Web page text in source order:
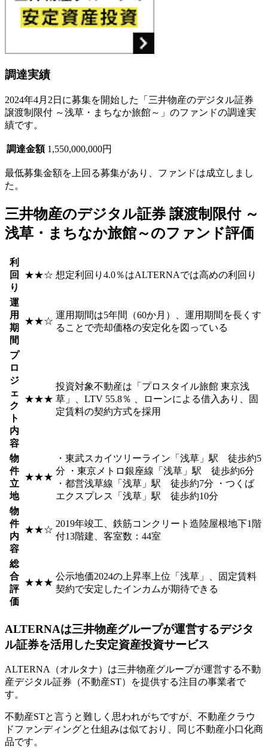
調達実績
2024年4月2日に募集を開始した「三井物産のデジタル証券
譲渡制限付 ～浅草・まちなか旅館～」のファンドの調達実
績です。
調達金額 1,550,000,000円
最低募集金額を上回る募集があり、 ファンドは成立 しまし
た。
三井物産のデジタル証券 譲渡制限付 ～
浅草・まちなか旅館～のファンド評価
利
回
り
★★☆ 想定利回り4.0％はALTERNAでは高めの利回り
運
用
期
間
★★☆
運用期間は5年間（60か月）、運用期間を長くす
ることで売却価格の安定化を図っている
プ
ロ
ジ
ェ
ク
ト
内
容
★★★
投資対象不動産は「プロスタイル旅館 東京浅
草」、LTV 55.8％ 、ローンによる借入あり、固
定賃料の契約方式を採用
物
件
立
地
★★★
・東武スカイツリーライン「浅草」駅 徒歩約5
分 ・東京メトロ銀座線「浅草」駅 徒歩約6分
・都営浅草線「浅草」駅 徒歩約7分 ・つくば
エクスプレス「浅草」駅 徒歩約10分
物
件
内
容
★★☆
2019年竣工、鉄筋コンクリート造陸屋根地下1階
付13階建、客室数：44室
総
合
評
価
★★★
公示地価2024の上昇率上位「浅草」、固定賃料
契約で安定したインカムが期待できる
ALTERNAは三井物産グループが運営するデジタ
ル証券を活用した安定資産投資サービス
ALTERNA（オルタナ）は三井物産グループが運営する不動
産デジタル証券（不動産ST）を提供する注目の事業者で
す。
不動産STと言うと難しく思われがちですが、不動産クラウ
ドファンディングと仕組みは似ており、同じ不動産小口化商
品です。